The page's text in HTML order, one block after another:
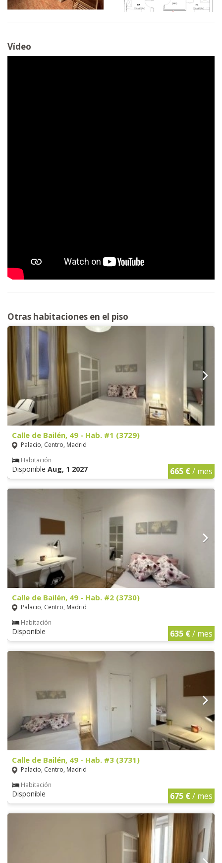
Vídeo
Otras habitaciones en el piso
Calle de Bailén, 49 - Hab. #1 (3729)
Palacio, Centro, Madrid
Habitación
Disponible Aug, 1 2027 665 €/ mes
Calle de Bailén, 49 - Hab. #2 (3730)
Palacio, Centro, Madrid
Habitación
Disponible 635 €/ mes
Calle de Bailén, 49 - Hab. #3 (3731)
Palacio, Centro, Madrid
Habitación
Disponible 675 €/ mes